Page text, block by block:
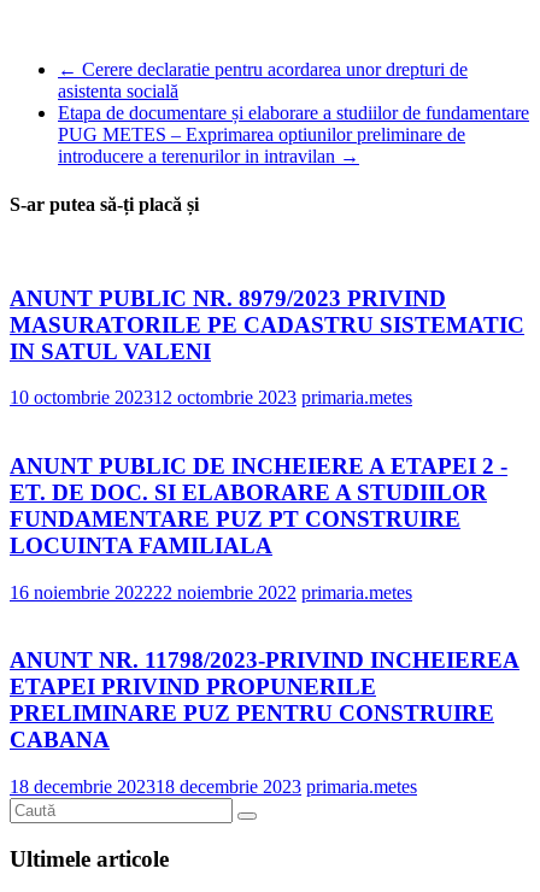
← Cerere declaratie pentru acordarea unor drepturi de
asistenta socială
Etapa de documentare și elaborare a studiilor de fundamentare
PUG METES – Exprimarea optiunilor preliminare de
introducere a terenurilor in intravilan →
S-ar putea să-ți placă și
ANUNT PUBLIC NR. 8979/2023 PRIVIND
MASURATORILE PE CADASTRU SISTEMATIC
IN SATUL VALENI
10 octombrie 202312 octombrie 2023 primaria.metes
ANUNT PUBLIC DE INCHEIERE A ETAPEI 2 -
ET. DE DOC. SI ELABORARE A STUDIILOR
FUNDAMENTARE PUZ PT CONSTRUIRE
LOCUINTA FAMILIALA
16 noiembrie 202222 noiembrie 2022 primaria.metes
ANUNT NR. 11798/2023-PRIVIND INCHEIEREA
ETAPEI PRIVIND PROPUNERILE
PRELIMINARE PUZ PENTRU CONSTRUIRE
CABANA
18 decembrie 202318 decembrie 2023 primaria.metes
Ultimele articole